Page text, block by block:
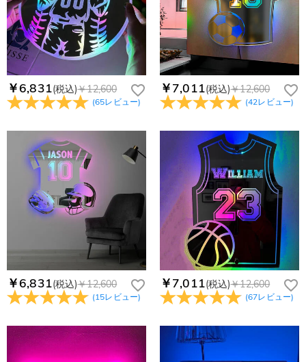
￥6,831(税込)￥12,600
(65レビュー)
￥7,011(税込)￥12,600
(42レビュー)
￥6,831(税込)￥12,600
(15レビュー)
￥7,011(税込)￥12,600
(67レビュー)